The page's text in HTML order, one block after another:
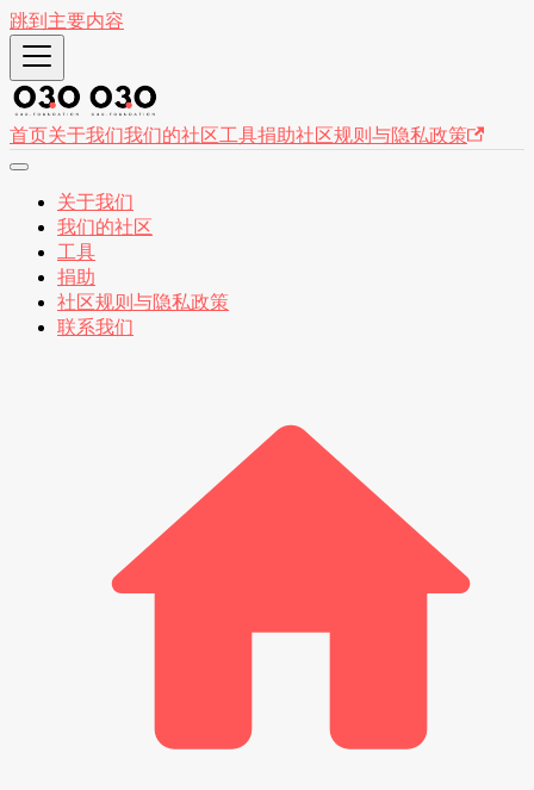
跳到主要内容
首页关于我们我们的社区工具捐助社区规则与隐私政策
关于我们
我们的社区
工具
捐助
社区规则与隐私政策
联系我们